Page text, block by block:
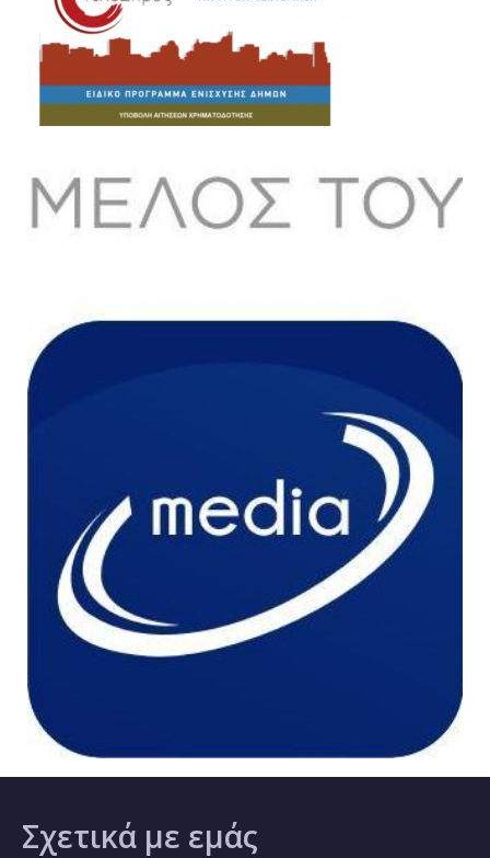
Σχετικά με εμάς